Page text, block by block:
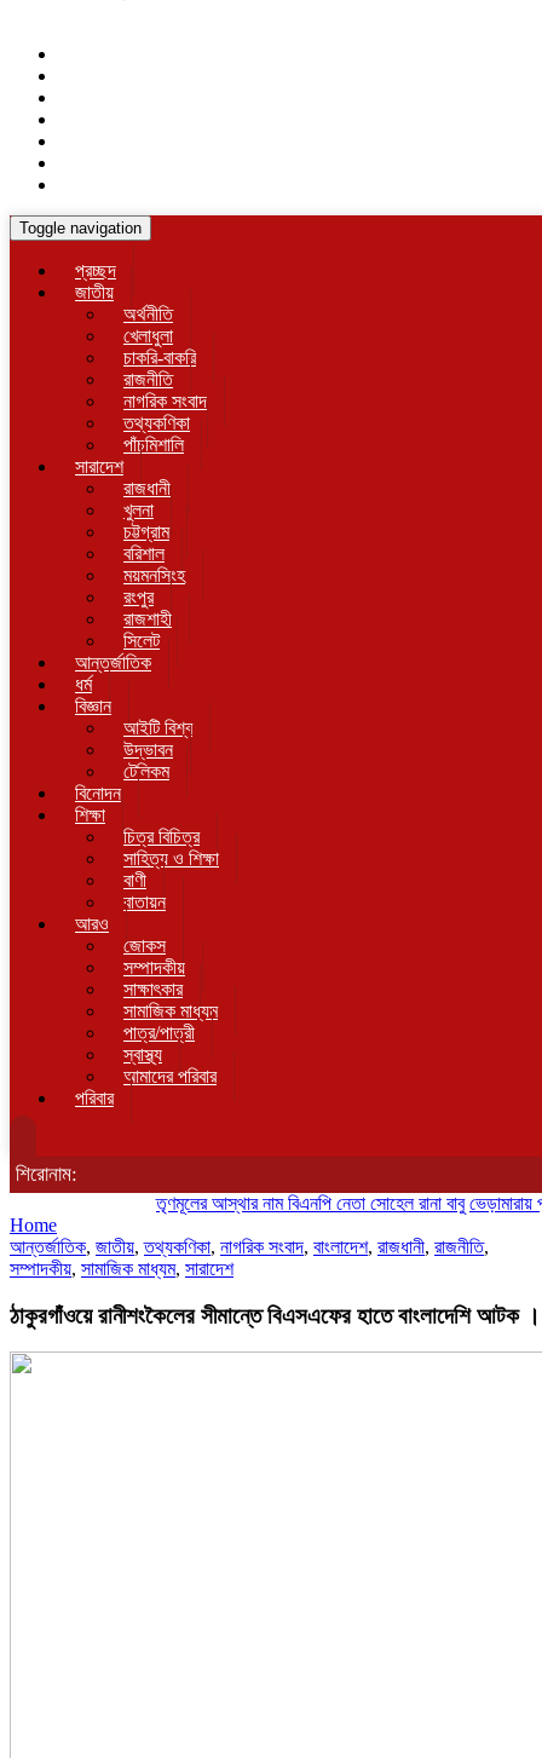
Toggle navigation
প্রচ্ছদ
জাতীয়
অর্থনীতি
খেলাধুলা
চাকরি-বাকরি
রাজনীতি
নাগরিক সংবাদ
তথ্যকণিকা
পাঁচমিশালি
সারাদেশ
রাজধানী
খুলনা
চট্টগ্রাম
বরিশাল
ময়মনসিংহ
রংপুর
রাজশাহী
সিলেট
আন্তর্জাতিক
ধর্ম
বিজ্ঞান
আইটি বিশ্ব
উদ্ভাবন
টেলিকম
বিনোদন
শিক্ষা
চিত্র বিচিত্র
সাহিত্য ও শিক্ষা
বাণী
বাতায়ন
আরও
জোকস
সম্পাদকীয়
সাক্ষাৎকার
সামাজিক মাধ্যম
পাত্র/পাত্রী
স্বাস্থ্য
আমাদের পরিবার
পরিবার
শিরোনাম:
তৃণমূলের আস্থার নাম বিএনপি নেতা সোহেল রানা বাবু ভেড়ামারায়
Home
আন্তর্জাতিক, জাতীয়,তথ্যকণিকা, নাগরিক সংবাদ, বাংলাদেশ, রাজধানী, রাজনীতি,
সম্পাদকীয়, সামাজিক মাধ্যম, সারাদেশ
ঠাকুরগাঁওয়ে রানীশংকৈলের সীমান্তে বিএসএফের হাতে বাংলাদেশি আটক ।